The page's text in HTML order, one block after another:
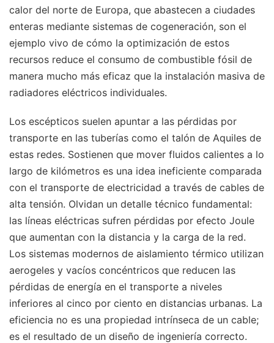
calor del norte de Europa, que abastecen a ciudades
enteras mediante sistemas de cogeneración, son el
ejemplo vivo de cómo la optimización de estos
recursos reduce el consumo de combustible fósil de
manera mucho más eficaz que la instalación masiva de
radiadores eléctricos individuales.
Los escépticos suelen apuntar a las pérdidas por
transporte en las tuberías como el talón de Aquiles de
estas redes. Sostienen que mover fluidos calientes a lo
largo de kilómetros es una idea ineficiente comparada
con el transporte de electricidad a través de cables de
alta tensión. Olvidan un detalle técnico fundamental:
las líneas eléctricas sufren pérdidas por efecto Joule
que aumentan con la distancia y la carga de la red.
Los sistemas modernos de aislamiento térmico utilizan
aerogeles y vacíos concéntricos que reducen las
pérdidas de energía en el transporte a niveles
inferiores al cinco por ciento en distancias urbanas. La
eficiencia no es una propiedad intrínseca de un cable;
es el resultado de un diseño de ingeniería correcto.